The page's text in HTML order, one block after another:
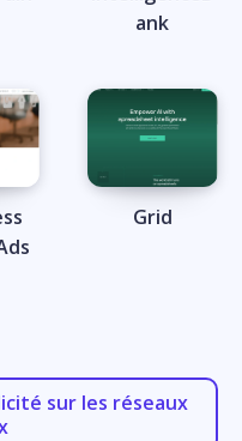
ank
Grid
sur les réseaux